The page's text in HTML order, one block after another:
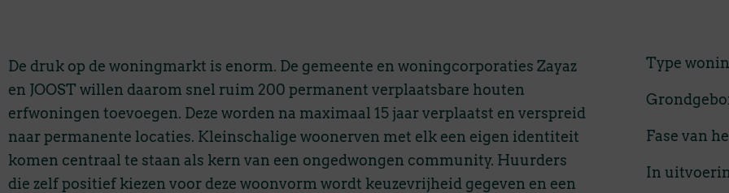
De druk op de woningmarkt is enorm. De gemeente en woningcorporaties Zayaz
en JOOST willen daarom snel ruim 200 permanent verplaatsbare houten
erfwoningen toevoegen. Deze worden na maximaal 15 jaar verplaatst en verspreid
naar permanente locaties. Kleinschalige woonerven met elk een eigen identiteit
komen centraal te staan als kern van een ongedwongen community. Huurders
die zelf positief kiezen voor deze woonvorm wordt keuzevrijheid gegeven en een
Type
Fase van
In